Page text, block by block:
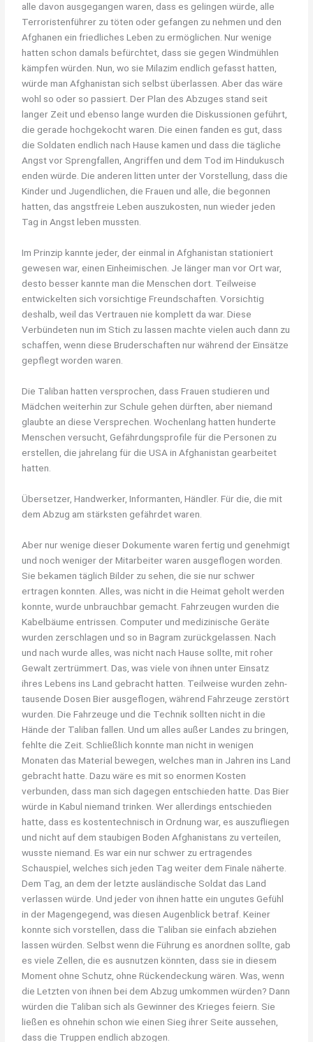
alle davon ausgegangen waren, dass es gelingen würde, alle
Terroristenführer zu töten oder gefangen zu nehmen und den
Afghanen ein friedliches Leben zu ermöglichen. Nur wenige
hatten schon damals befürchtet, dass sie gegen Windmühlen
kämpfen würden. Nun, wo sie Milazim endlich gefasst hatten,
würde man Afghanistan sich selbst überlassen. Aber das wäre
wohl so oder so passiert. Der Plan des Abzuges stand seit
langer Zeit und ebenso lange wurden die Diskussionen geführt,
die gerade hochgekocht waren. Die einen fanden es gut, dass
die Soldaten endlich nach Hause kamen und dass die tägliche
Angst vor Sprengfallen, Angriffen und dem Tod im Hindukusch
enden würde. Die anderen litten unter der Vorstellung, dass die
Kinder und Jugendlichen, die Frauen und alle, die begonnen
hatten, das angstfreie Leben auszukosten, nun wieder jeden
Tag in Angst leben mussten.
Im Prinzip kannte jeder, der einmal in Afghanistan stationiert
gewesen war, einen Einheimischen. Je länger man vor Ort war,
desto besser kannte man die Menschen dort. Teilweise
entwickelten sich vorsichtige Freundschaften. Vorsichtig
deshalb, weil das Vertrauen nie komplett da war. Diese
Verbündeten nun im Stich zu lassen machte vielen auch dann zu
schaffen, wenn diese Bruderschaften nur während der Einsätze
gepflegt worden waren.
Die Taliban hatten versprochen, dass Frauen studieren und
Mädchen weiterhin zur Schule gehen dürften, aber niemand
glaubte an diese Versprechen. Wochenlang hatten hunderte
Menschen versucht, Gefährdungsprofile für die Personen zu
erstellen, die jahrelang für die USA in Afghanistan gearbeitet
hatten.
Übersetzer, Handwerker, Informanten, Händler. Für die, die mit
dem Abzug am stärksten gefährdet waren.
Aber nur wenige dieser Dokumente waren fertig und genehmigt
und noch weniger der Mitarbeiter waren ausgeflogen worden.
Sie bekamen täglich Bilder zu sehen, die sie nur schwer
ertragen konnten. Alles, was nicht in die Heimat geholt werden
konnte, wurde unbrauchbar gemacht. Fahrzeugen wurden die
Kabelbäume entrissen. Computer und medizinische Geräte
wurden zerschlagen und so in Bagram zurückgelassen. Nach
und nach wurde alles, was nicht nach Hause sollte, mit roher
Gewalt zertrümmert. Das, was viele von ihnen unter Einsatz
ihres Lebens ins Land gebracht hatten. Teilweise wurden zehn-
tausende Dosen Bier ausgeflogen, während Fahrzeuge zerstört
wurden. Die Fahrzeuge und die Technik sollten nicht in die
Hände der Taliban fallen. Und um alles außer Landes zu bringen,
fehlte die Zeit. Schließlich konnte man nicht in wenigen
Monaten das Material bewegen, welches man in Jahren ins Land
gebracht hatte. Dazu wäre es mit so enormen Kosten
verbunden, dass man sich dagegen entschieden hatte. Das Bier
würde in Kabul niemand trinken. Wer allerdings entschieden
hatte, dass es kostentechnisch in Ordnung war, es auszufliegen
und nicht auf dem staubigen Boden Afghanistans zu verteilen,
wusste niemand. Es war ein nur schwer zu ertragendes
Schauspiel, welches sich jeden Tag weiter dem Finale näherte.
Dem Tag, an dem der letzte ausländische Soldat das Land
verlassen würde. Und jeder von ihnen hatte ein ungutes Gefühl
in der Magengegend, was diesen Augenblick betraf. Keiner
konnte sich vorstellen, dass die Taliban sie einfach abziehen
lassen würden. Selbst wenn die Führung es anordnen sollte, gab
es viele Zellen, die es ausnutzen könnten, dass sie in diesem
Moment ohne Schutz, ohne Rückendeckung wären. Was, wenn
die Letzten von ihnen bei dem Abzug umkommen würden? Dann
würden die Taliban sich als Gewinner des Krieges feiern. Sie
ließen es ohnehin schon wie einen Sieg ihrer Seite aussehen,
dass die Truppen endlich abzogen.